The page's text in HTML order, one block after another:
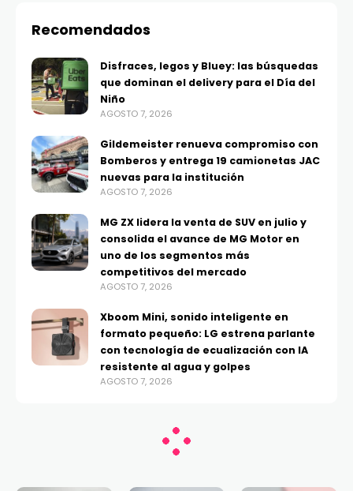
Recomendados
Disfraces, legos y Bluey: las búsquedas
que dominan el delivery para el Día del
Niño
AGOSTO 7, 2026
Gildemeister renueva compromiso con
Bomberos y entrega 19 camionetas JAC
nuevas para la institución
AGOSTO 7, 2026
MG ZX lidera la venta de SUV en julio y
consolida el avance de MG Motor en
uno de los segmentos más
competitivos del mercado
AGOSTO 7, 2026
Xboom Mini, sonido inteligente en
formato pequeño: LG estrena parlante
con tecnología de ecualización con IA
resistente al agua y golpes
AGOSTO 7, 2026